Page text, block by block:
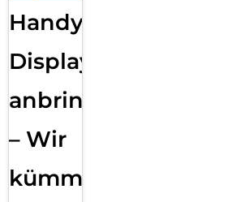
Handy
Displayfolie
anbringen
– Wir
kümmern